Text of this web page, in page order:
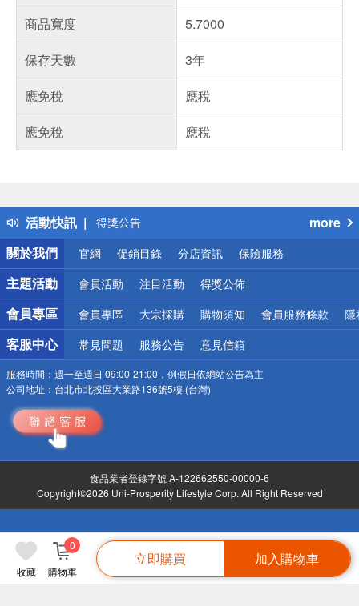
收藏 購物車
0
立即購買 加入購物車
商品寬度
5.7000
保存天數
3年
應免稅
應稅
應免稅
應稅
活動快訊
詐騙網頁！請小心！
得獎公告
熱門話題
銀行優惠
偏遠地區配送
詐騙網頁！請小心！
more
關於我們
官網 促銷目錄 分店資訊 保險服務
主題活動 會員活動 注目活動 得獎公佈
會員專區 會員專區 大宗採購 購物須知 會員服務條款 隱
客服中心 常見問題 服務公告 意見信箱
服務時間： 週一至週日 09:00-21:00，例假日依網站公告為主
公司地址： 台北市北投區大業路136號5樓 (台灣)
食品業者登錄字號 A-122662550-00000-6
Copyright©2026 Uni-Prosperity Lifestyle Corp. All Right Reserved